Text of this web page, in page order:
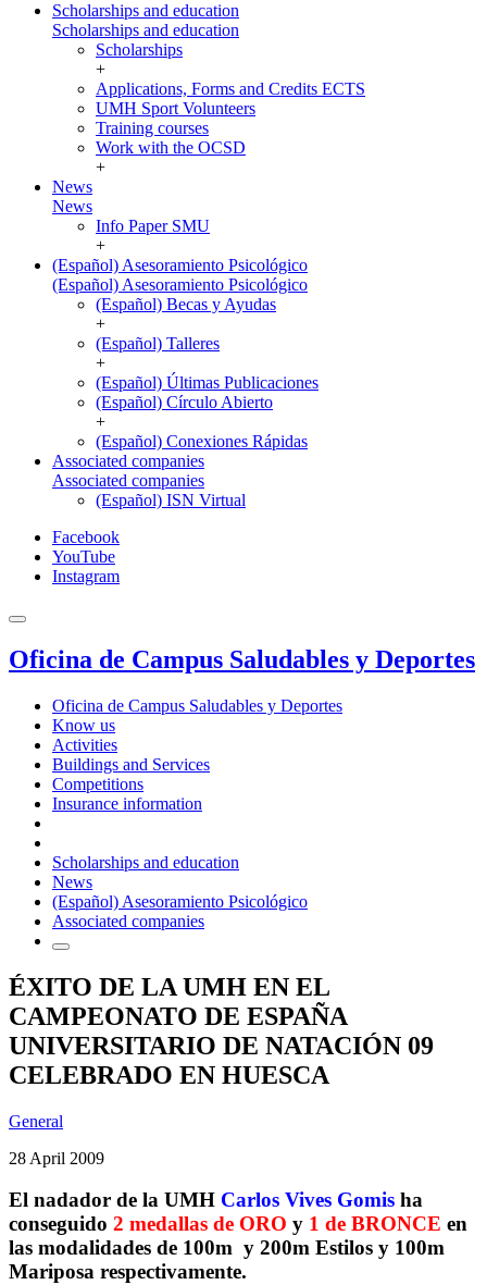
Scholarships and education
Scholarships and education
Scholarships
+
Applications, Forms and Credits ECTS
UMH Sport Volunteers
Training courses
Work with the OCSD
+
News
News
Info Paper SMU
+
(Español) Asesoramiento Psicológico
(Español) Asesoramiento Psicológico
(Español) Becas y Ayudas
+
(Español) Talleres
+
(Español) Últimas Publicaciones
(Español) Círculo Abierto
+
(Español) Conexiones Rápidas
Associated companies
Associated companies
(Español) ISN Virtual
Facebook
YouTube
Instagram
Oficina de Campus Saludables y Deportes
Oficina de Campus Saludables y Deportes
Know us
Activities
Buildings and Services
Competitions
Insurance information
Scholarships and education
News
(Español) Asesoramiento Psicológico
Associated companies
ÉXITO DE LA UMH EN EL
CAMPEONATO DE ESPAÑA
UNIVERSITARIO DE NATACIÓN 09
CELEBRADO EN HUESCA
General
28 April 2009
El nadador de la UMH Carlos Vives Gomis ha
conseguido 2 medallas de ORO y 1 de BRONCE en
las modalidades de 100m y 200m Estilos y 100m
Mariposa respectivamente.